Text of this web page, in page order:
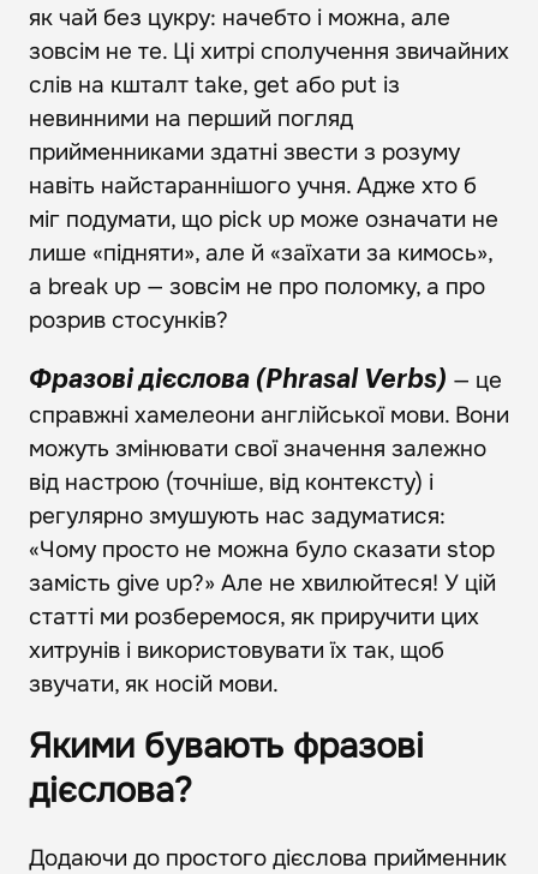
як чай без цукру: начебто і можна, але
зовсім не те. Ці хитрі сполучення звичайних
слів на кшталт take, get або put із
невинними на перший погляд
прийменниками здатні звести з розуму
навіть найстараннішого учня. Адже хто б
міг подумати, що pick up може означати не
лише «підняти», але й «заїхати за кимось»,
а break up — зовсім не про поломку, а про
розрив стосунків?
Фразові дієслова (Phrasal Verbs) — це
справжні хамелеони англійської мови. Вони
можуть змінювати свої значення залежно
від настрою (точніше, від контексту) і
регулярно змушують нас задуматися:
«Чому просто не можна було сказати stop
замість give up?» Але не хвилюйтеся! У цій
статті ми розберемося, як приручити цих
хитрунів і використовувати їх так, щоб
звучати, як носій мови.
Якими бувають фразові
дієслова?
Додаючи до простого дієслова прийменник